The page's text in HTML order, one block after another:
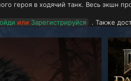
героя в ходячий танк. Весь экшн
или Зарегистрируйся . Также